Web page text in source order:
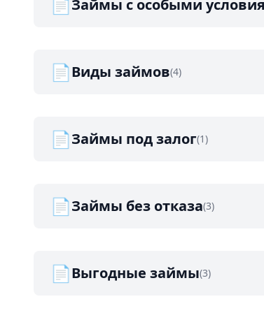
Займы с особыми
📄Виды займов(4)
📄Займы под залог(1)
📄Займы без отказа(3)
📄Выгодные займы(3)